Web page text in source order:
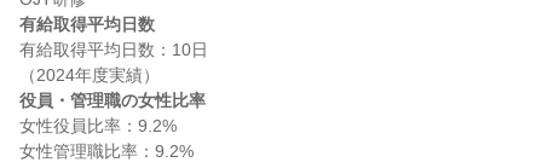
有給取得平均日数
有給取得平均日数：10日
役員・管理職の女性比率
女性役員比率：9.2%
女性管理職比率：9.2%